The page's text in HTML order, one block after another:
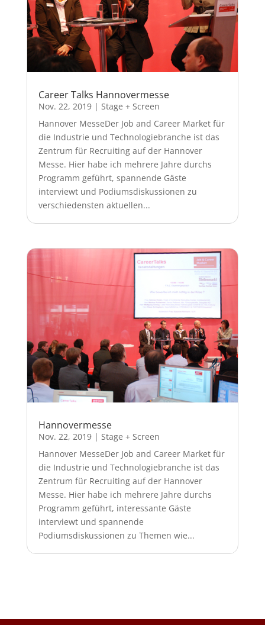
Career Talks Hannovermesse
Nov. 22, 2019| Stage + Screen
Hannover MesseDer Job and Career Market für
die Industrie und Technologiebranche ist das
Zentrum für Recruiting auf der Hannover
Messe. Hier habe ich mehrere Jahre durchs
Programm geführt, spannende Gäste
interviewt und Podiumsdiskussionen zu
verschiedensten aktuellen...
Hannovermesse
Nov. 22, 2019| Stage + Screen
Hannover MesseDer Job and Career Market für
die Industrie und Technologiebranche ist das
Zentrum für Recruiting auf der Hannover
Messe. Hier habe ich mehrere Jahre durchs
Programm geführt, interessante Gäste
interviewt und spannende
Podiumsdiskussionen zu Themen wie...